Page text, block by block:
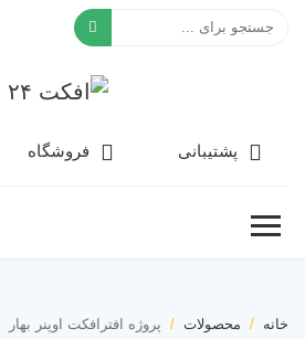
پشتیبانی فروشگاه
خانه محصولات پروژه افترافکت اوپنر بهار